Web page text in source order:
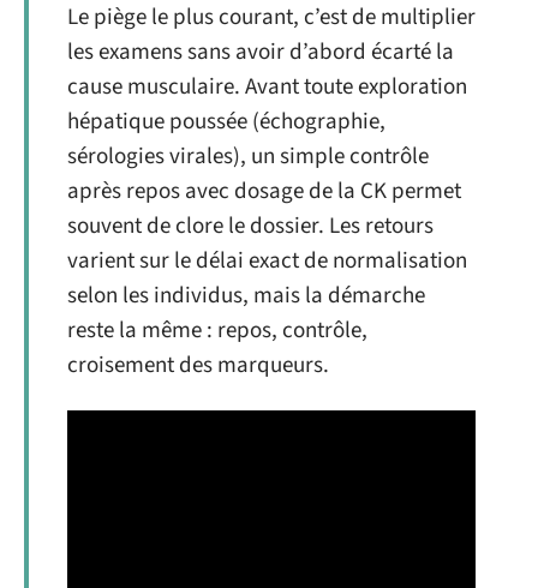
Le piège le plus courant, c’est de multiplier
les examens sans avoir d’abord écarté la
cause musculaire. Avant toute exploration
hépatique poussée (échographie,
sérologies virales), un simple contrôle
après repos avec dosage de la CK permet
souvent de clore le dossier. Les retours
varient sur le délai exact de normalisation
selon les individus, mais la démarche
reste la même : repos, contrôle,
croisement des marqueurs.